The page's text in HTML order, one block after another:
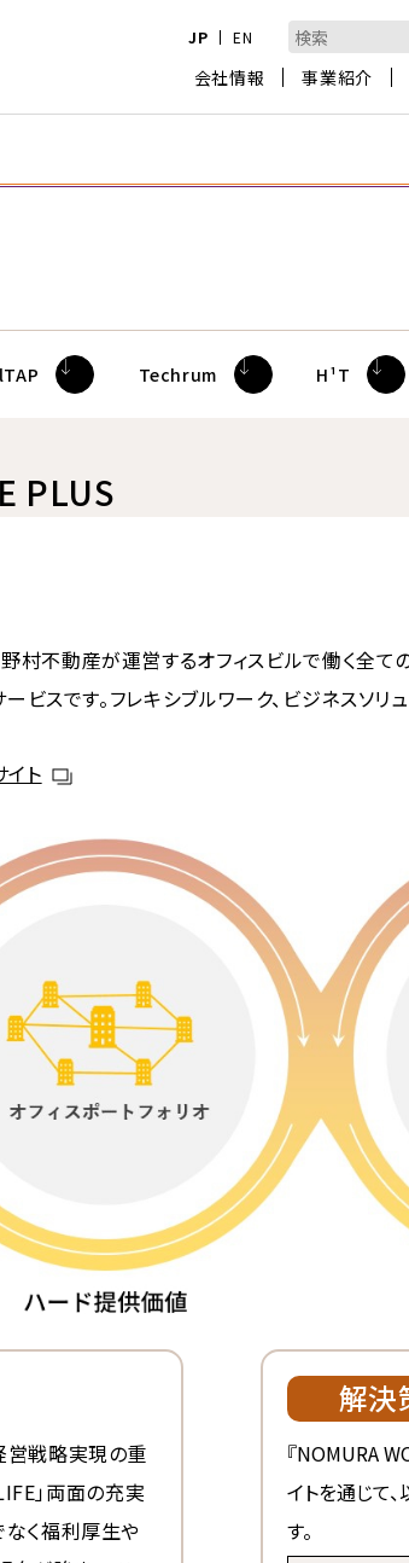
JP EN 検索キーワード
会社情報
事業紹介
Techrum H¹T
PLUS
村不動産が運営するオフィスビルで働く全て
ビスです。フレキシブルワーク、ビジネスソリ
ト
営戦略実現の重
」両面の充実
く福利厚生や
解決
『NOMURA
イトを通じて
す。